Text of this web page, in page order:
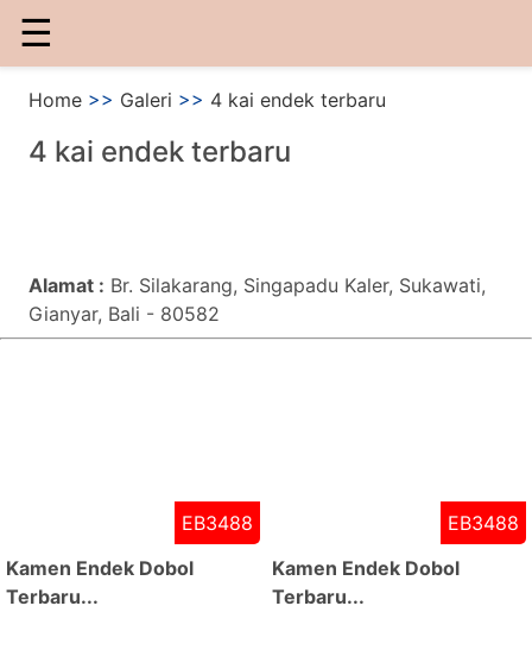
☰
Home >> Galeri >> 4 kai endek terbaru
4 kai endek terbaru
Alamat : Br. Silakarang, Singapadu Kaler, Sukawati,
Gianyar, Bali - 80582
EB3488
Kamen Endek Dobol
Terbaru...
EB3488
Kamen Endek Dobol
Terbaru...